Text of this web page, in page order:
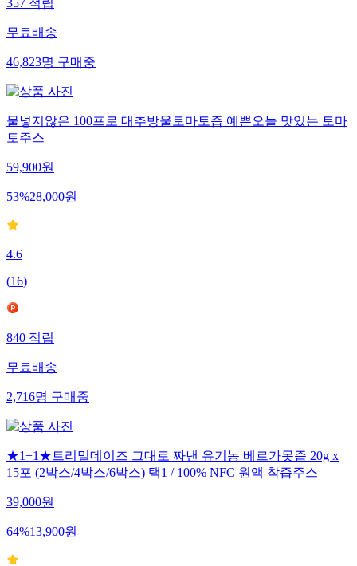
357적립
무료배송
46,823명구매중
물넣지않은 100프로 대추방울토마토즙 예쁜오늘 맛있는 토마
토주스
59,900원
53%28,000원
4.6
(16)
840적립
무료배송
2,716명구매중
★1+1★트리밀데이즈 그대로 짜낸 유기농 베르가못즙 20g x
15포 (2박스/4박스/6박스) 택1 / 100% NFC 원액 착즙주스
39,000원
64%13,900원